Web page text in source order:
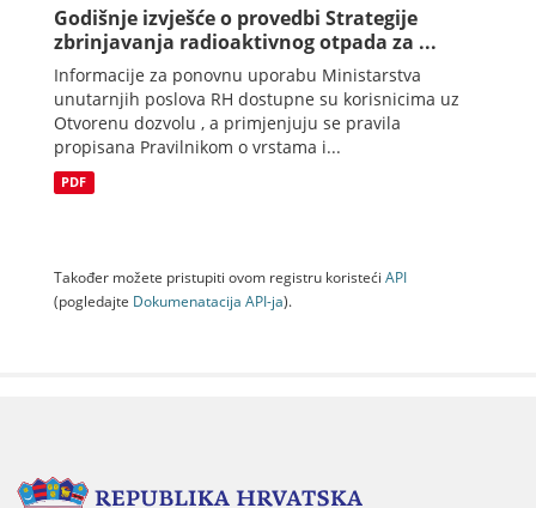
Godišnje izvješće o provedbi Strategije
zbrinjavanja radioaktivnog otpada za ...
Informacije za ponovnu uporabu Ministarstva
unutarnjih poslova RH dostupne su korisnicima uz
Otvorenu dozvolu , a primjenjuju se pravila
propisana Pravilnikom o vrstama i...
PDF
Također možete pristupiti ovom registru koristeći API
(pogledajte Dokumenаtаcijа API-jа).